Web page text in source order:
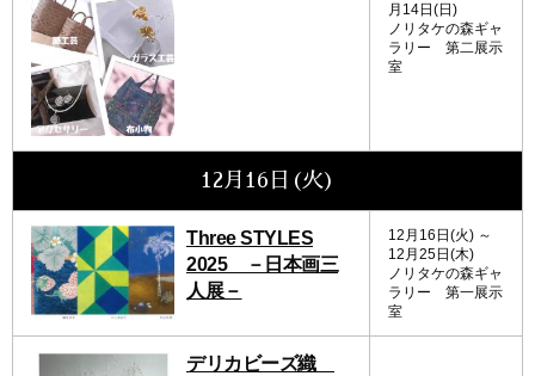
月14日(日)
ノリタケの森ギャ
ラリー 第二展示
室
12月16日(火)
Three STYLES
2025 －日本画三
人展－
12月16日(火) ～
12月25日(木)
ノリタケの森ギャ
ラリー 第一展示
室
デリカビーズ織